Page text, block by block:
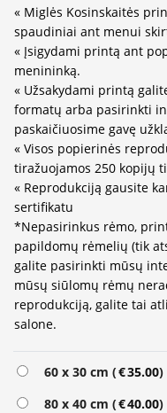
« Miglės Kosinskaitės
spaudiniai ant menui
« Įsigydami printą ant
menininką.
« Užsakydami printą
formatų arba pasirinkti
paskaičiuosime gavę
« Visos popierinės
tiražuojamos 250 kopijų
« Reprodukciją gausite
sertifikatu
*Nepasirinkus rėmo,
papildomų rėmelių (tik
galite pasirinkti mūsų
mūsų siūlomų rėmų
reprodukciją, galite tai
salone.
60 x 30 cm (€35.00)
80 x 40 cm (€40.00)
Alternative: